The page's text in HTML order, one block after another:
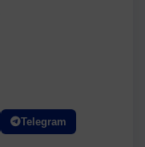
Telegram